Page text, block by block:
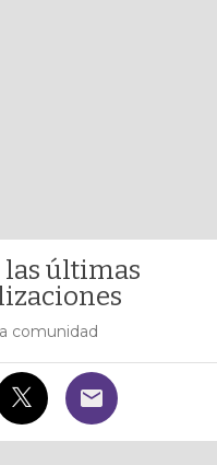
las últimas
comunidad